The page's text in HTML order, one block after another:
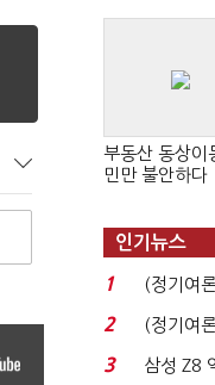
부동산 동상이
민만 불안하다
인기뉴스
1
(정기여
청래 '초
2
(정기여
'초접전
3
삼성 Z8